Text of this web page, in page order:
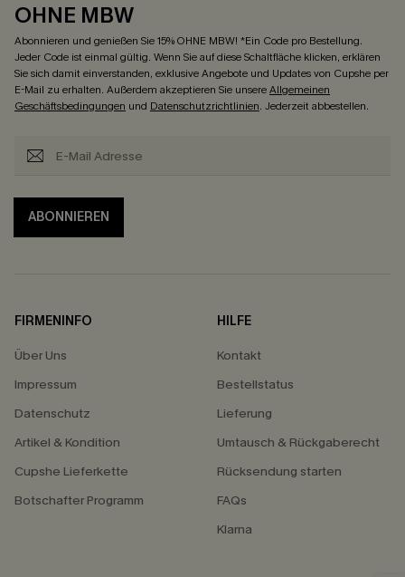
OHNE MBW
Abonnieren und genießen Sie 15% OHNE MBW! *Ein Code pro Bestellung.
Jeder Code ist einmal gültig. Wenn Sie auf diese Schaltfläche klicken, erklären
Sie sich damit einverstanden, exklusive Angebote und Updates von Cupshe per
E-Mail zu erhalten. Außerdem akzeptieren Sie unsereAllgemeinen
Geschäftsbedingungen und Datenschutzrichtlinien. Jederzeit abbestellen.
ABONNIEREN
FIRMENINFO
Über Uns
Impressum
Datenschutz
Artikel & Kondition
Cupshe Lieferkette
Botschafter Programm
HILFE
Kontakt
Bestellstatus
Lieferung
Umtausch & Rückgaberecht
Rücksendung starten
FAQs
Klarna